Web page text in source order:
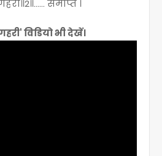
समाप्त ।
विडियो भी देखें।